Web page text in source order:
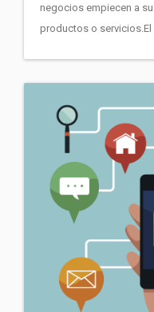
negocios empiecen a
productos o servicios.El